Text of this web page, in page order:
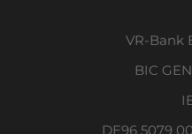
VR-Bank
BIC
DE96 5079